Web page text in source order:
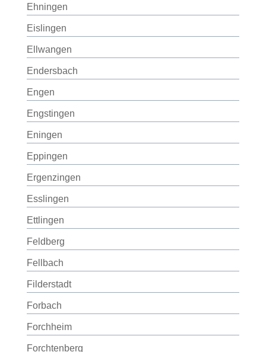
Ehningen
Eislingen
Ellwangen
Endersbach
Engen
Engstingen
Eningen
Eppingen
Ergenzingen
Esslingen
Ettlingen
Feldberg
Fellbach
Filderstadt
Forbach
Forchheim
Forchtenberg